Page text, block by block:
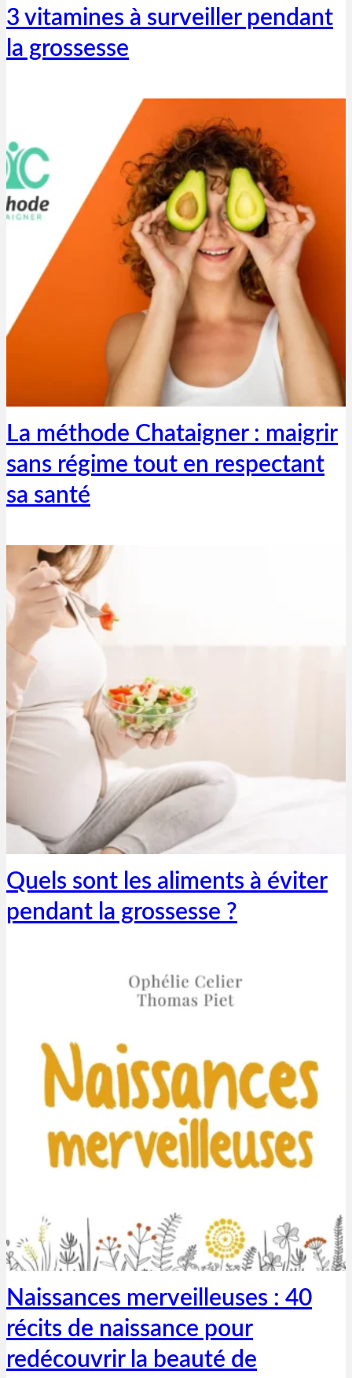
3 vitamines à surveiller pendant
la grossesse
31 octobre 2020
La méthode Chataigner : maigrir
sans régime tout en respectant
sa santé
Thibaut Parent
20 octobre 2020
Quels sont les aliments à éviter
pendant la grossesse ?
Thibaut Parent
29 juin 2020
Naissances merveilleuses : 40
récits de naissance pour
redécouvrir la beauté de